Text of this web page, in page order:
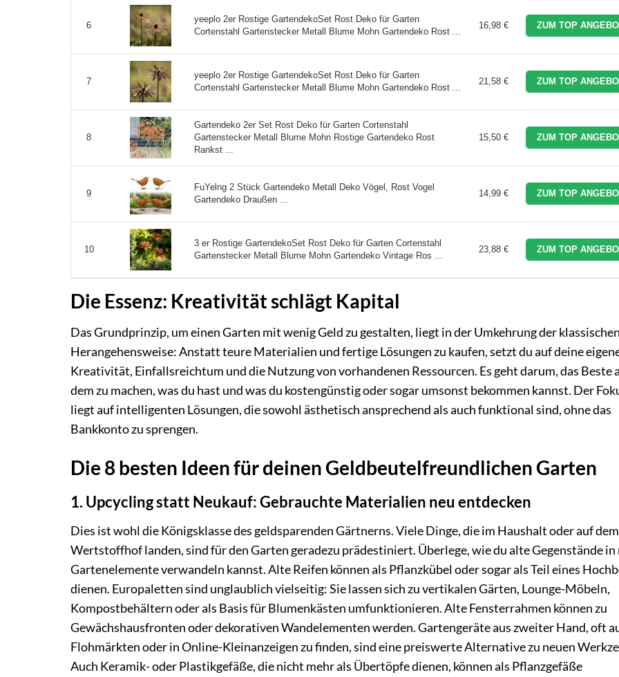
6
yeeplo 2er Rostige GartendekoSet Rost Deko für Garten
Cortenstahl Gartenstecker Metall Blume Mohn Gartendeko Rost ...
16,98 € ZUM TOP
7
yeeplo 2er Rostige GartendekoSet Rost Deko für Garten
Cortenstahl Gartenstecker Metall Blume Mohn Gartendeko Rost ...
21,58 € ZUM TOP
8
Gartendeko 2er Set Rost Deko für Garten Cortenstahl
Gartenstecker Metall Blume Mohn Rostige Gartendeko Rost
Rankst ...
15,50 € ZUM TOP
9
FuYelng 2 Stück Gartendeko Metall Deko Vögel, Rost Vogel
Gartendeko Draußen ...
14,99 € ZUM TOP
10
3 er Rostige GartendekoSet Rost Deko für Garten Cortenstahl
Gartenstecker Metall Blume Mohn Gartendeko Vintage Ros ...
23,88 € ZUM TOP
Die Essenz: Kreativität schlägt Kapital
Das Grundprinzip, um einen Garten mit wenig Geld zu gestalten, liegt in der Umkehrung der klassischen
Herangehensweise: Anstatt teure Materialien und fertige Lösungen zu kaufen, setzt du auf deine
Kreativität, Einfallsreichtum und die Nutzung von vorhandenen Ressourcen. Es geht darum, das Beste
dem zu machen, was du hast und was du kostengünstig oder sogar umsonst bekommen kannst. Der
liegt auf intelligenten Lösungen, die sowohl ästhetisch ansprechend als auch funktional sind, ohne das
Bankkonto zu sprengen.
Die 8 besten Ideen für deinen Geldbeutelfreundlichen Garten
1. Upcycling statt Neukauf: Gebrauchte Materialien neu entdecken
Dies ist wohl die Königsklasse des geldsparenden Gärtnerns. Viele Dinge, die im Haushalt oder auf dem
Wertstoffhof landen, sind für den Garten geradezu prädestiniert. Überlege, wie du alte Gegenstände in
Gartenelemente verwandeln kannst. Alte Reifen können als Pflanzkübel oder sogar als Teil eines
dienen. Europaletten sind unglaublich vielseitig: Sie lassen sich zu vertikalen Gärten, Lounge-Möbeln,
Kompostbehältern oder als Basis für Blumenkästen umfunktionieren. Alte Fensterrahmen können zu
Gewächshausfronten oder dekorativen Wandelementen werden. Gartengeräte aus zweiter Hand, oft
Flohmärkten oder in Online-Kleinanzeigen zu finden, sind eine preiswerte Alternative zu neuen
Auch Keramik- oder Plastikgefäße, die nicht mehr als Übertöpfe dienen, können als Pflanzgefäße